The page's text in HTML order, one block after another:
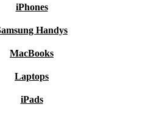
Edge 40 Pro genießt du
iPhones
Handys
MacBooks
Laptops
iPads